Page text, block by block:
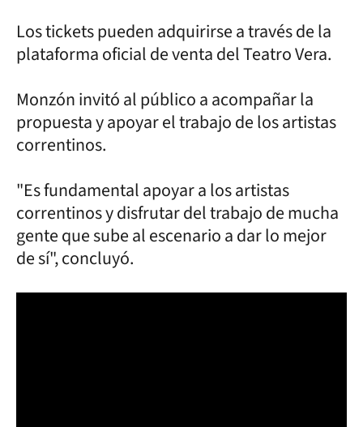
Los tickets pueden adquirirse a través de la
plataforma oficial de venta del Teatro Vera.
Monzón invitó al público a acompañar la
propuesta y apoyar el trabajo de los artistas
correntinos.
"Es fundamental apoyar a los artistas
correntinos y disfrutar del trabajo de mucha
gente que sube al escenario a dar lo mejor
de sí", concluyó.